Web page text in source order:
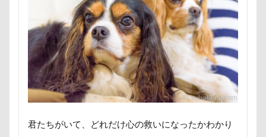
君たちがいて、どれだけ心の救いになったかわかり
ロッヂ花月園
ロックハート城
ロックオン
ロゴ
ロウバイ園 ロウバイ
ロイちゃん
レヴォーグ
レディくん
レジーナ
リッチェル
リクくん
マロンちゃん
ムムちゃん
モコちゃｎ
モコちゃん
モカちゃん
モカくん
メンテナンス
メレンゲの気持ち
メルちゃん